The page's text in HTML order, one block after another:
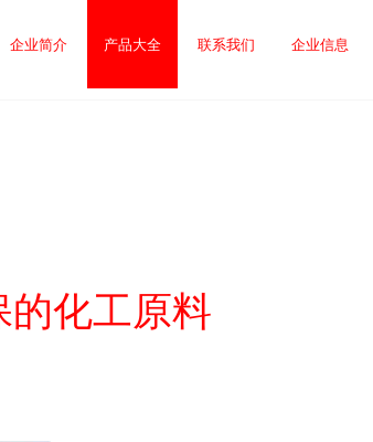
企业简介 产品大全 联系我们 企业信息
的化工原料